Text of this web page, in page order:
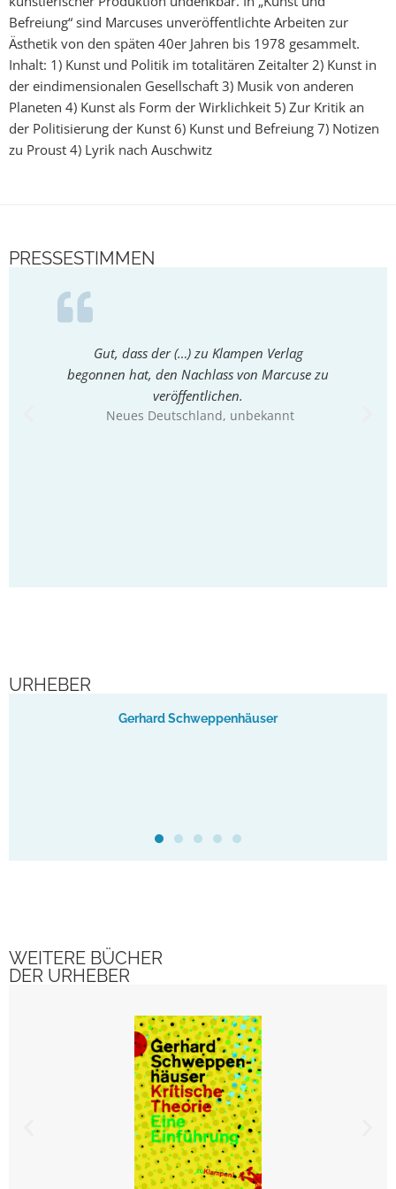
Befreiung“ sind Marcuses unveröffentlichte Arbeiten zur
Ästhetik von den späten 40er Jahren bis 1978 gesammelt.
Inhalt: 1) Kunst und Politik im totalitären Zeitalter 2) Kunst in
der eindimensionalen Gesellschaft 3) Musik von anderen
Planeten 4) Kunst als Form der Wirklichkeit 5) Zur Kritik an
der Politisierung der Kunst 6) Kunst und Befreiung 7) Notizen
zu Proust 4) Lyrik nach Auschwitz
PRESSESTIMMEN
Gut, dass der (…) zu Klampen Verlag
begonnen hat, den Nachlass von Marcuse zu
veröffentlichen.
Neues Deutschland, unbekannt
URHEBER
Gerhard Schweppenhäuser
WEITERE BÜCHER
DER URHEBER